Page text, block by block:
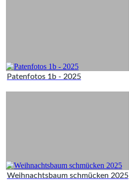
Patenfotos 1b - 2025
Weihnachtsbaum schmücken 2025